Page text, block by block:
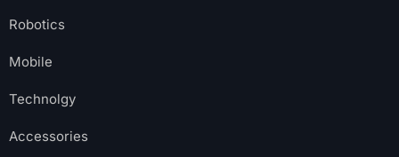
Robotics
Mobile
Technolgy
Accessories